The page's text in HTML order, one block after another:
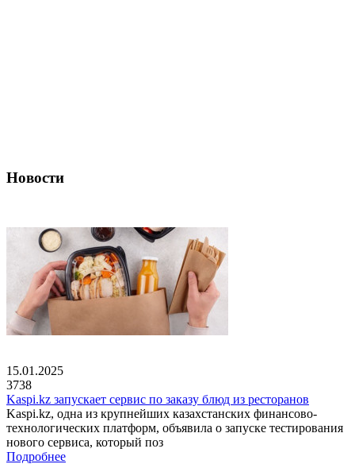
Новости
15.01.2025
3738
Kaspi.kz запускает сервис по заказу блюд из ресторанов
Kaspi.kz, одна из крупнейших казахстанских финансово-
технологических платформ, объявила о запуске тестирования
нового сервиса, который поз
Подробнее